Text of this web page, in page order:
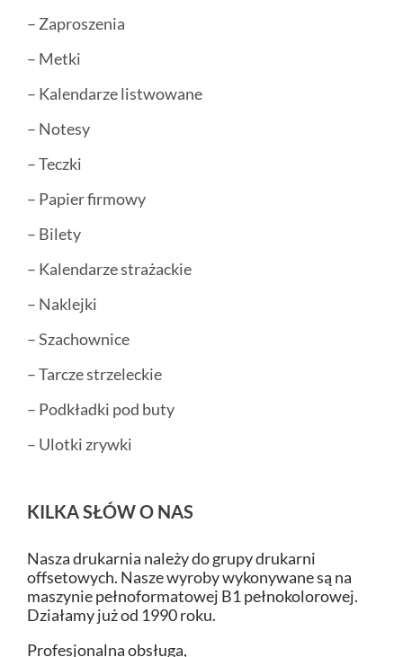
– Zaproszenia
– Metki
– Kalendarze listwowane
– Notesy
– Teczki
– Papier firmowy
– Bilety
– Kalendarze strażackie
– Naklejki
– Szachownice
– Tarcze strzeleckie
– Podkładki pod buty
– Ulotki zrywki
KILKA SŁÓW O NAS
Nasza drukarnia należy do grupy drukarni
offsetowych. Nasze wyroby wykonywane są na
maszynie pełnoformatowej B1 pełnokolorowej.
Działamy już od 1990 roku.
Profesjonalna obsługa,